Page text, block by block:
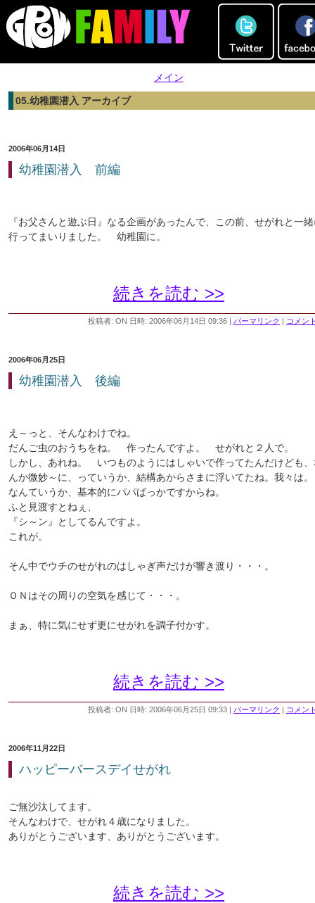
メイン
05.幼稚園潜入 アーカイブ
2006年06月14日
幼稚園潜入 前編
『お父さんと遊ぶ日』なる企画があったんで、この前、せがれと一
行ってまいりました。 幼稚園に。
続きを読む >>
投稿者: ON 日時: 2006年06月14日 09:36 | パーマリンク | コメン
2006年06月25日
幼稚園潜入 後編
え～っと、そんなわけでね。
だんご虫のおうちをね。 作ったんですよ。 せがれと２人で。
しかし、あれね。 いつものようにはしゃいで作ってたんだけども
んか微妙～に、っていうか、結構あからさまに浮いてたね。我々は。
なんていうか、基本的にパパばっかですからね。
ふと見渡すとねぇ、
『シ～ン』としてるんですよ。
これが。
そん中でウチのせがれのはしゃぎ声だけが響き渡り・・・。
ＯＮはその周りの空気を感じて・・・。
まぁ、特に気にせず更にせがれを調子付かす。
続きを読む >>
投稿者: ON 日時: 2006年06月25日 09:33 | パーマリンク | コメン
2006年11月22日
ハッピーバースデイせがれ
ご無沙汰してます。
そんなわけで、せがれ４歳になりました。
ありがとうございます、ありがとうございます。
続きを読む >>